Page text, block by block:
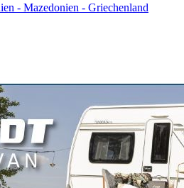
- Mazedonien - Griechenland